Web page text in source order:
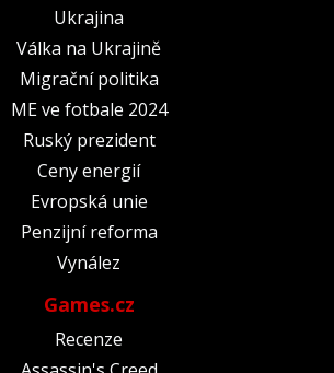
Ukrajina
Válka na Ukrajině
Migrační politika
ME ve fotbale 2024
Ruský prezident
Ceny energií
Evropská unie
Penzijní reforma
Vynález
Games.cz
Recenze